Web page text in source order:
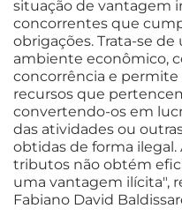
situação de vantagem
concorrentes que
obrigações. Trata-se
ambiente econômico,
concorrência e permite
recursos que
convertendo-os em
das atividades ou
obtidas de forma
tributos não obtém
uma vantagem ilícita",
Fabiano David